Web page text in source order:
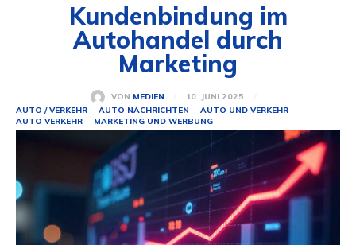
Kundenbindung im
Autohandel durch
Marketing
VON MEDIEN
10. JUNI 2025
AUTO / VERKEHR
AUTO NACHRICHTEN
AUTO UND VERKEHR
AUTO VERKEHR
MARKETING UND WERBUNG